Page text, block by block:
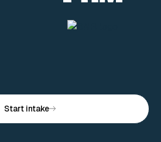
Start intake